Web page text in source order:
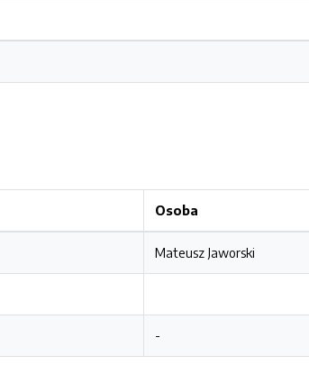
Osoba
Mateusz Jaworski
-